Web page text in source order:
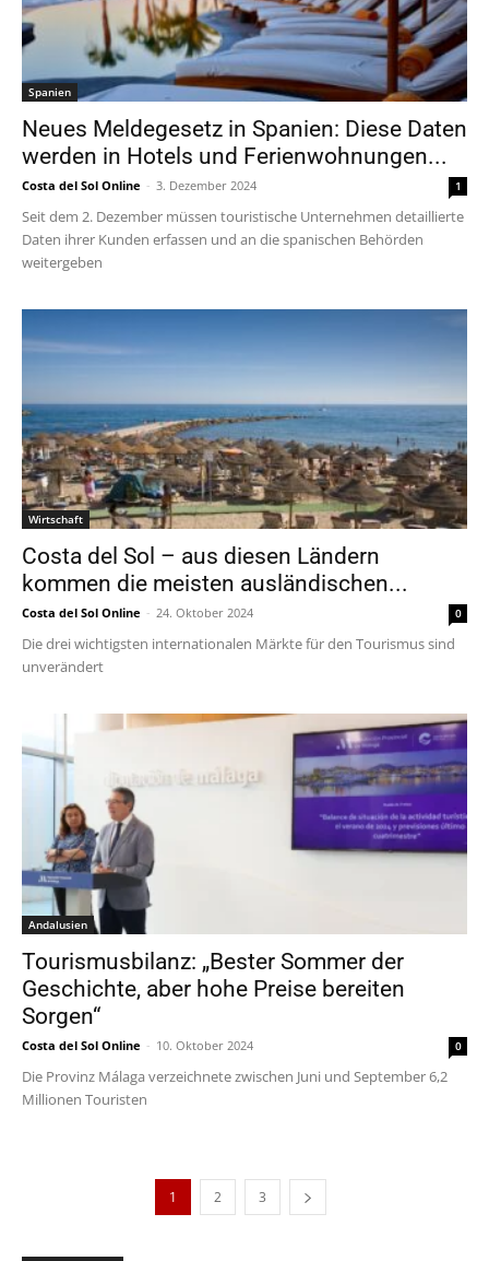
Spanien
Neues Meldegesetz in Spanien: Diese Daten
werden in Hotels und Ferienwohnungen...
Costa del Sol Online - 3. Dezember 2024 1
Seit dem 2. Dezember müssen touristische Unternehmen detaillierte
Daten ihrer Kunden erfassen und an die spanischen Behörden
weitergeben
Wirtschaft
Costa del Sol – aus diesen Ländern
kommen die meisten ausländischen...
Costa del Sol Online - 24. Oktober 2024 0
Die drei wichtigsten internationalen Märkte für den Tourismus sind
unverändert
Andalusien
Tourismusbilanz: „Bester Sommer der
Geschichte, aber hohe Preise bereiten
Sorgen“
Costa del Sol Online - 10. Oktober 2024 0
Die Provinz Málaga verzeichnete zwischen Juni und September 6,2
Millionen Touristen
1 2 3